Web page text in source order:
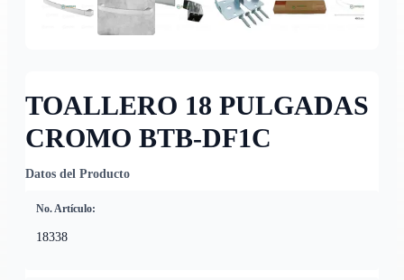
TOALLERO 18 PULGADAS
CROMO BTB-DF1C
Datos del Producto
No. Artículo:
18338